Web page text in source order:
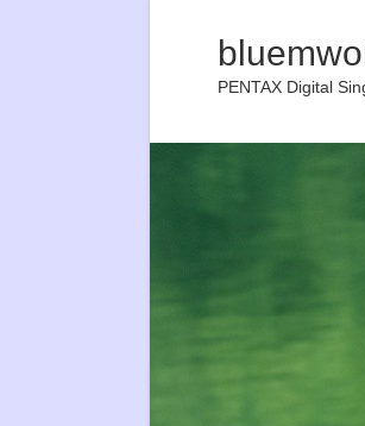
PENTAX Digital